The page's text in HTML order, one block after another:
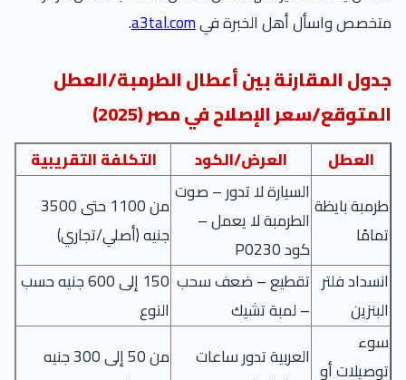
واسأل أهل الخبرة فيa3tal.com
.
المقارنة بين أعطال الطرمبة/العطل
سعر الإصلاح في مصر (2025)
العطل العرض/الكود
التكلفة التقريبية
بايظة
السيارة لا تدور – صوت
الطرمبة لا يعمل –
كود P0230
من 1100 حتى 3500
جنيه (أصلي/تجاري)
فلتر تقطيع – ضعف سحب
– لمبة تشيك
150 إلى 600 جنيه حسب
النوع
أو العربية تدور ساعات
من 50 إلى 300 جنيه